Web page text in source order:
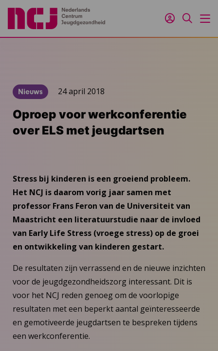
Inloggen
Zoeken
Nieuws 24 april 2018
Oproep voor werkconferentie
over ELS met jeugdartsen
Stress bij kinderen is een groeiend probleem.
Het NCJ is daarom vorig jaar samen met
professor Frans Feron van de Universiteit van
Maastricht een literatuurstudie naar de invloed
van Early Life Stress (vroege stress) op de groei
en ontwikkeling van kinderen gestart.
De resultaten zijn verrassend en de nieuwe inzichten
voor de jeugdgezondheidszorg interessant. Dit is
voor het NCJ reden genoeg om de voorlopige
resultaten met een beperkt aantal geïnteresseerde
en gemotiveerde jeugdartsen te bespreken tijdens
een werkconferentie.